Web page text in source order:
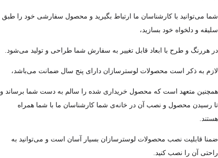
شما می‌توانید با کارشناسان ما ارتباط بگیرید و محصول سفارشی خود را طبق
سلیقه و دلخواه خود بسازید،
در هررنگ و طرح با ابعاد قابل تغییر به سفارش شما طراحی و تولید می‌شود.
لازم به ذکر است محصولات لوسترسازان دارای پنج سال ضمانت می‌باشد،
همچنین متعهد است که محصول خریداری شده را سالم به دست شما برساند و
تا رسیدن محصول و نصب آن در خانه‌ی شما کارشناسان ما با شما همراه
هستند.
ضمنا قابلیت نصب محصولات لوسترسازان بسیار آسان است و می‌توانید به
راحتی آن را نصب کنید.